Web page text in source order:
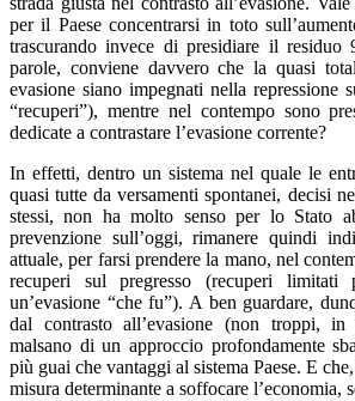
per il Paese concentrarsi in toto
trascurando invece di presidiare il residuo
parole, conviene davvero che la quasi
evasione siano impegnati nella repressione
“recuperi”), mentre nel contempo sono
dedicate a contrastare l’evasione corrente?
In effetti, dentro un sistema nel quale le
quasi tutte da versamenti spontanei, decisi
stessi, non ha molto senso per lo Stato
prevenzione sull’oggi, rimanere quindi
attuale, per farsi prendere la mano, nel
recuperi sul pregresso (recuperi
un’evasione “che fu”). A ben guardare,
dal contrasto all’evasione (non troppi,
malsano di un approccio profondamente
più guai che vantaggi al sistema Paese. E
misura determinante a soffocare l’economia,